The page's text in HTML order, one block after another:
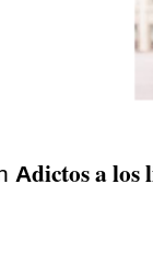
Adictos a los